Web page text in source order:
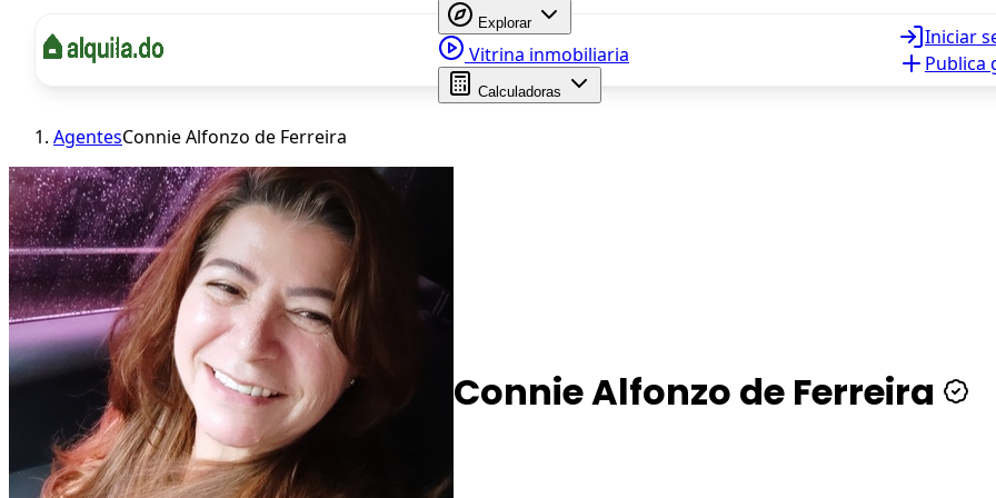
Explorar
Vitrina inmobiliaria
Calculadoras
Iniciar
Publica
AgentesConnie Alfonzo de Ferreira
Connie Alfonzo de Ferreira